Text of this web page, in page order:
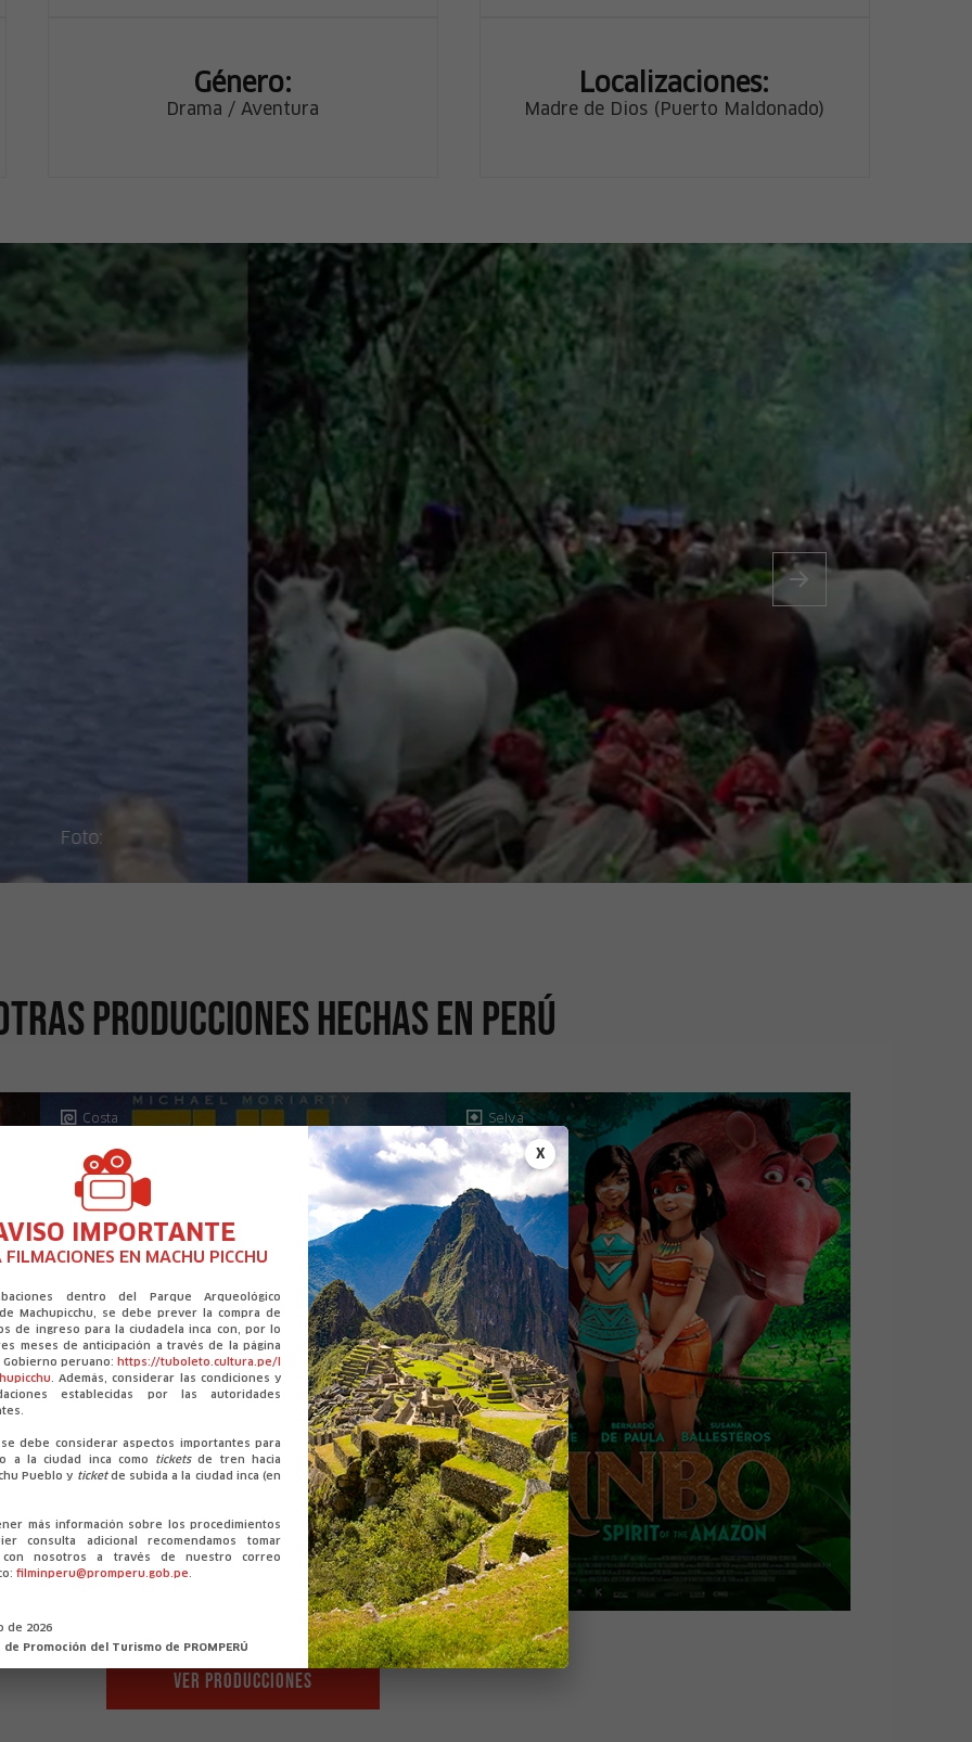
IMPORTANTE
FILMACIONES EN MACHU PICCHU
dentro del Parque Arqueológico
Machupicchu, se debe prever la compra de
de ingreso para la ciudadela inca con, por lo
meses de anticipación a través de la página
Gobierno peruano: https://tuboleto.cultura.pe/l
. Además, considerar las condiciones y
establecidas por las autoridades
debe considerar aspectos importantes para
a la ciudad inca como ticketsde tren hacia
Pueblo y ticketde subida a la ciudad inca (en
más información sobre los procedimientos
consulta adicional recomendamos tomar
con nosotros a través de nuestro correo
filminperu@promperu.gob.pe .
de 2026
Promoción del Turismo de PROMPERÚ
X
Género:
Drama / Aventura
Localizaciones:
Madre de Dios (Puerto Maldonado)
Foto:
producciones hechas en Perú
Costa Selva
VER PRODUCCIONES